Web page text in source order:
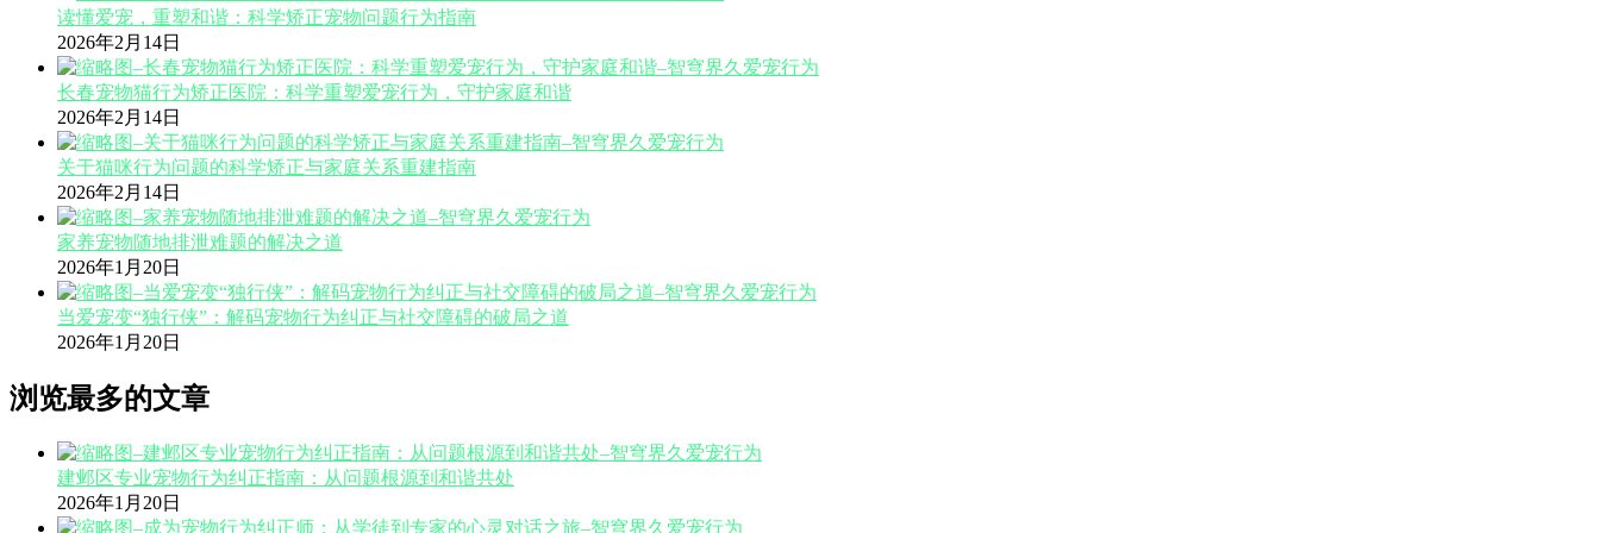
读懂爱宠，重塑和谐：科学矫正宠物问题行为指南
2026年2月14日
长春宠物猫行为矫正医院：科学重塑爱宠行为，守护家庭和谐
2026年2月14日
关于猫咪行为问题的科学矫正与家庭关系重建指南
2026年2月14日
家养宠物随地排泄难题的解决之道
2026年1月20日
当爱宠变“独行侠”：解码宠物行为纠正与社交障碍的破局之道
2026年1月20日
浏览最多的文章
建邺区专业宠物行为纠正指南：从问题根源到和谐共处
2026年1月20日